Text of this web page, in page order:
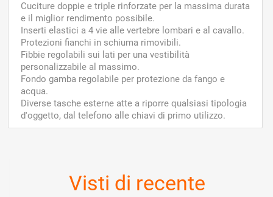
Cuciture doppie e triple rinforzate per la massima durata
e il miglior rendimento possibile.
Inserti elastici a 4 vie alle vertebre lombari e al cavallo.
Protezioni fianchi in schiuma rimovibili.
Fibbie regolabili sui lati per una vestibilità
personalizzabile al massimo.
Fondo gamba regolabile per protezione da fango e
acqua.
Diverse tasche esterne atte a riporre qualsiasi tipologia
d'oggetto, dal telefono alle chiavi di primo utilizzo.
Visti di recente